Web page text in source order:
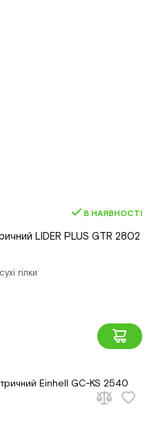
В НАЯВНОСТІ
LIDER PLUS GTR 2802
гілки